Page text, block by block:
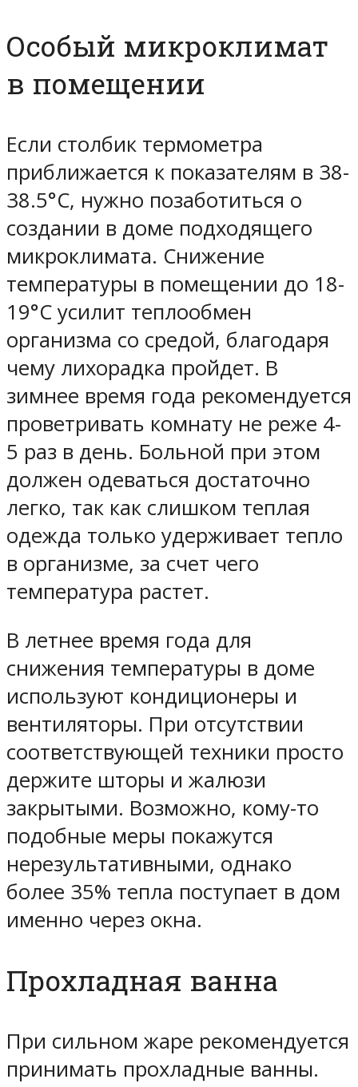
Особый микроклимат
в помещении
Если столбик термометра
приближается к показателям в 38-
38.5°C, нужно позаботиться о
создании в доме подходящего
микроклимата. Снижение
температуры в помещении до 18-
19°C усилит теплообмен
организма со средой, благодаря
чему лихорадка пройдет. В
зимнее время года рекомендуется
проветривать комнату не реже 4-
5 раз в день. Больной при этом
должен одеваться достаточно
легко, так как слишком теплая
одежда только удерживает тепло
в организме, за счет чего
температура растет.
В летнее время года для
снижения температуры в доме
используют кондиционеры и
вентиляторы. При отсутствии
соответствующей техники просто
держите шторы и жалюзи
закрытыми. Возможно, кому-то
подобные меры покажутся
нерезультативными, однако
более 35% тепла поступает в дом
именно через окна.
Прохладная ванна
При сильном жаре рекомендуется
принимать прохладные ванны.